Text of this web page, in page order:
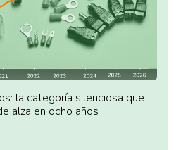
la categoría silenciosa que
alza en ocho años